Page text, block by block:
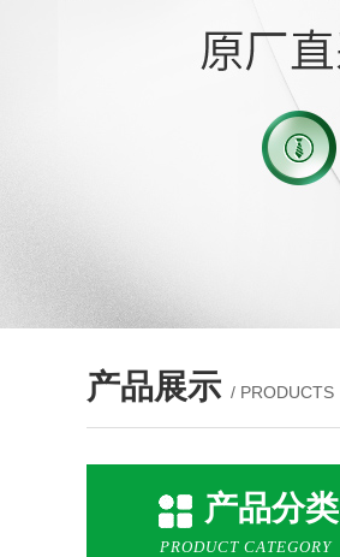
产品展示 / PRODUCTS
产品分类
PRODUCT CATEGORY